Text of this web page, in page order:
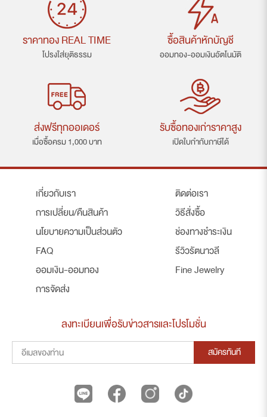
ราคาทอง REAL TIME
โปรงใส่ยุติธรรม
ซื้อสินค้าหักบัญชี
ออมทอง-ออมเงินอัตโนมัติ
ส่งฟรีทุกออเดอร์
เมื่อซื้อครม 1,000 บาท
รับซื้อทองเก่าราคาสูง
เปิดใบกำกับภาษีได้
เกี่ยวกับเรา
การเปลี่ยน/คืนสินค้า
นโยบายความเป็นส่วนตัว
FAQ
ออมเงิน-ออมทอง
การจัดส่ง
ติดต่อเรา
วิธีสั่งซื้อ
ช่องทางชำระเงิน
รีวิวรัตนาวลี
Fine Jewelry
ลงทะเบียนเพื่อรับข่าวสารและโปรโมชั่น
สมัครทันที